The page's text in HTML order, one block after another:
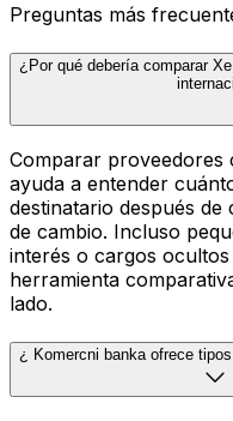
Preguntas más
¿Por qué debería comparar
Comparar proveedores
ayuda a entender
destinatario después de
de cambio. Incluso
interés o cargos
herramienta
lado.
¿ Komercni banka ofrece